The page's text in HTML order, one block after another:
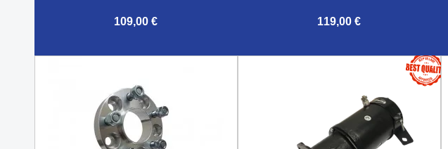
109,00 € 119,00 €